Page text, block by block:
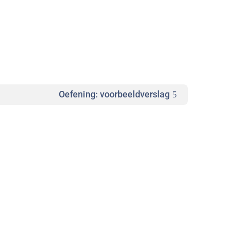
Oefening: voorbeeldverslag